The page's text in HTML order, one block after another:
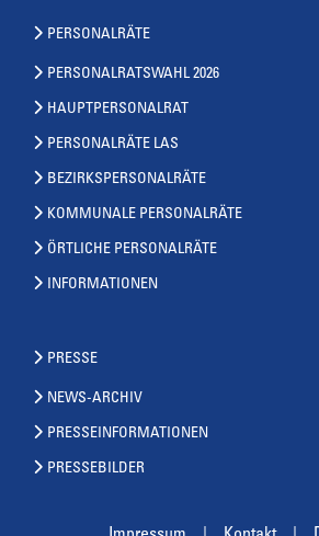
PERSONALRÄTE
PERSONALRATSWAHL 2026
HAUPTPERSONALRAT
PERSONALRÄTE LAS
BEZIRKSPERSONALRÄTE
KOMMUNALE PERSONALRÄTE
ÖRTLICHE PERSONALRÄTE
INFORMATIONEN
PRESSE
NEWS-ARCHIV
PRESSEINFORMATIONEN
PRESSEBILDER